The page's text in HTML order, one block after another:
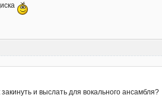
и выслать для вокального ансамбля?